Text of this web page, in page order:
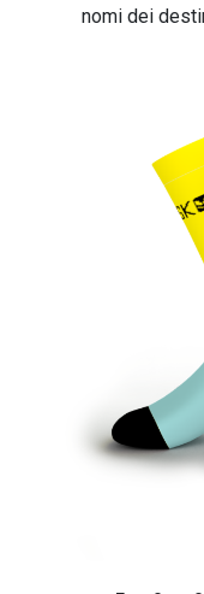
nomi dei